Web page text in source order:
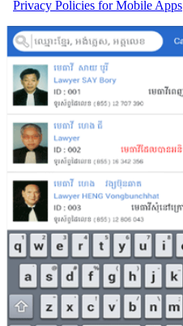
Privacy Policies for Mobile Apps